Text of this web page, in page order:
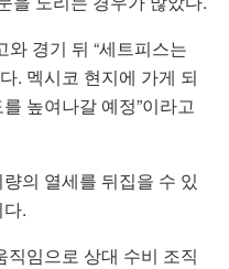
경기 뒤 “세트피스는
. 멕시코 현지에 가게 되
높여나갈 예정”이라고
의 열세를 뒤집을 수 있
.
임으로 상대 수비 조직